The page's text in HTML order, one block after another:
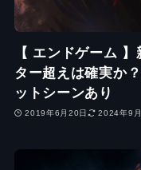
【 エンドゲーム
ター超えは確実か
ットシーンあり
2019年6月20日 2024年9